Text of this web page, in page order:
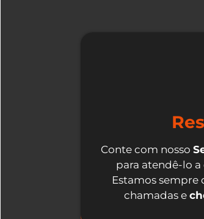
Conte com nosso
para atendê-lo
Estamos sempre
chamadas e